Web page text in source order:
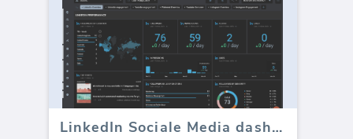
LinkedIn Sociale Media dashboard sjabloon